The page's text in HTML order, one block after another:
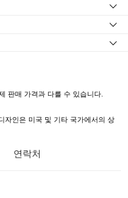
판매 가격과 다를 수 있습니다.
인은 미국 및 기타 국가에서의 상
연락처